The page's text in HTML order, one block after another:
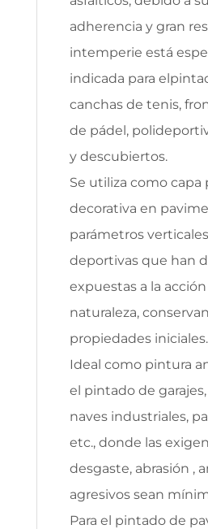
adherencia y gran
intemperie está
indicada para
canchas de tenis,
de pádel,
y descubiertos.
Se utiliza como capa
decorativa en
parámetros
deportivas que han
expuestas a la
naturaleza,
propiedades iniciales.
Ideal como pintura
el pintado de
naves industriales,
etc., donde las
desgaste, abrasión ,
agresivos sean
Para el pintado de